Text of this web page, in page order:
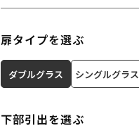
扉タイプを選ぶ
ダブルグラス シングルグラス
下部引出を選ぶ